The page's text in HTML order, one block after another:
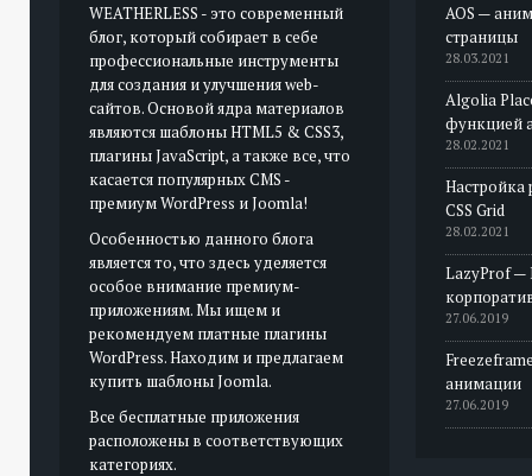
WEATHERLESS - это современный
блог, который собирает в себе
профессиональные инструменты
для создания и улучшения web-
сайтов. Основой ядра материалов
являются шаблоны HTML5 & CSS3,
плагины JavaScript, а также все, что
касается популярных CMS -
премиум WordPress и Joomla!
Особенностью данного блога
является то, что здесь уделяется
особое внимание премиум-
приложениям. Мы ищем и
рекомендуем платные плагины
WordPress. Находим и предлагаем
купить шаблоны Joomla.
Все бесплатные приложения
расположены в соответствующих
категориях.
AOS —
страницы
28.03.2021
Algolia
функцией
28.02.2021
Настройка
CSS Grid
28.02.2021
LazyProf —
27.06.2019
анимации
27.06.2019